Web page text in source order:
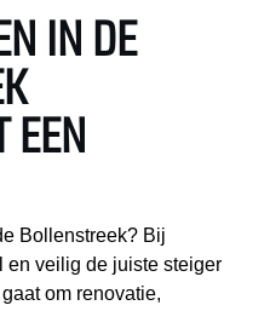
IN DE
EEN
Bollenstreek? Bij
en veilig de juiste steiger
om renovatie,